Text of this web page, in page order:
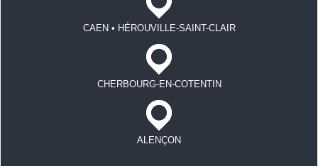
CAEN • HÉROUVILLE-SAINT-CLAIR
CHERBOURG-EN-COTENTIN
ALENÇON